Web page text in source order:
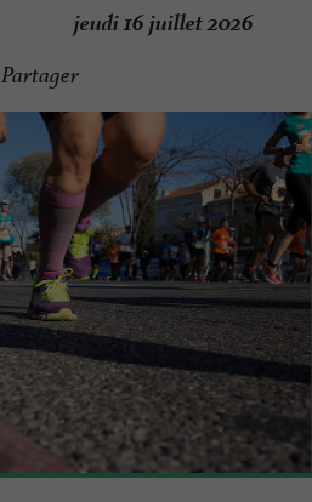
jeudi 16 juillet 2026
Partager